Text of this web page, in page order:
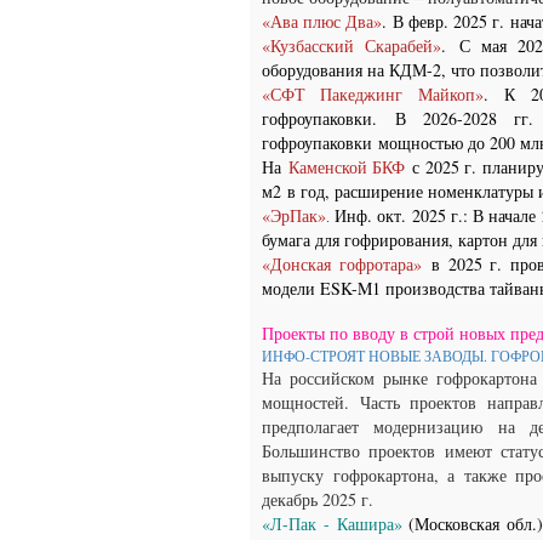
«Ава плюс Два». В февр. 2025 г.
«Кузбасский Скарабей». С мая
оборудования на КДМ-2, что
«СФТ Пакеджинг Майкоп».К
гофроупаковки. В 2026-2028
гофроупаковки мощностью до 200
На Каменской БКФ с 2025 г.
м2 в год, расширение
«ЭрПак». Инф. окт. 2025 г.: В начале
бумага для гофрирования, картон
«Донская гофротара» в 2025 г.
модели ESK-M1 производства
Проекты по вводу в строй новых
ИНФО-СТРОЯТ НОВЫЕ ЗАВОДЫ.
На российском рынке
мощностей. Часть проектов
предполагает модернизацию на
Большинство проектов имеют
выпуску гофрокартона, а также
декабрь 2025 г.
«Л-Пак - Кашира» (Московская обл.)